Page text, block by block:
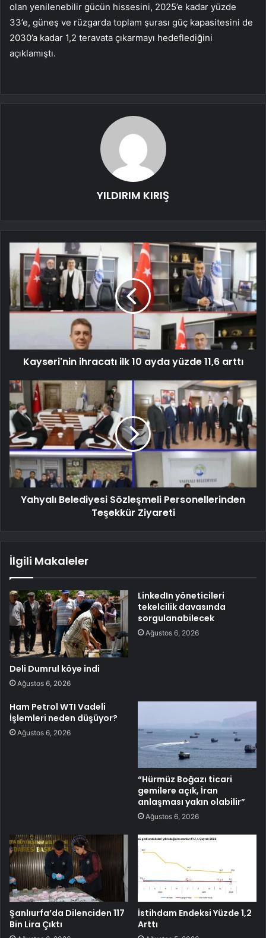
olan yenilenebilir gücün hissesini, 2025’e kadar yüzde
33’e, güneş ve rüzgarda toplam şurası güç kapasitesini de
2030’a kadar 1,2 teravata çıkarmayı hedeflediğini
açıklamıştı.
YILDIRIM KIRIŞ
Kayseri'nin ihracatı ilk 10 ayda yüzde 11,6 arttı
Yahyalı Belediyesi Sözleşmeli Personellerinden
Teşekkür Ziyareti
İlgili Makaleler
Deli Dumrul köye indi
Ağustos 6, 2026
LinkedIn yöneticileri
tekelcilik davasında
sorgulanabilecek
Ağustos 6, 2026
Ham Petrol WTI Vadeli
İşlemleri neden düşüyor?
Ağustos 6, 2026
“Hürmüz Boğazı ticari
gemilere açık, İran
anlaşması yakın olabilir”
Ağustos 6, 2026
Şanlıurfa’da Dilenciden 117
Bin Lira Çıktı
İstihdam Endeksi Yüzde 1,2
Arttı